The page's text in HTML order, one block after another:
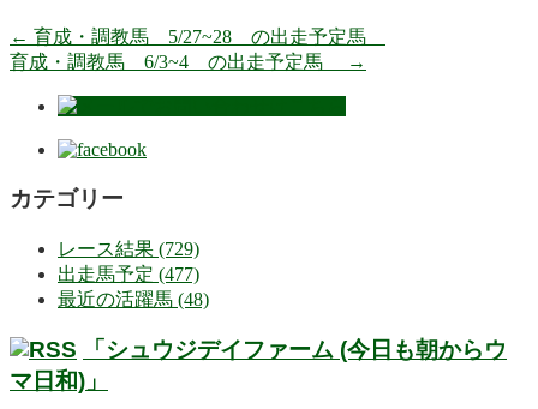
← 育成・調教馬 5/27~28 の出走予定馬
育成・調教馬 6/3~4 の出走予定馬
→
カテゴリー
レース結果 (729)
出走馬予定 (477)
最近の活躍馬 (48)
「シュウジデイファーム (今日も朝からウ
マ日和)」